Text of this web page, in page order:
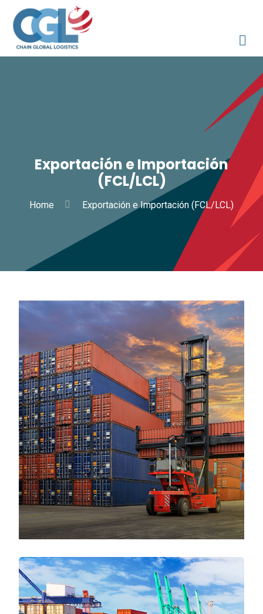
Exportación e Importación
(FCL/LCL)
Home Exportación e Importación (FCL/LCL)